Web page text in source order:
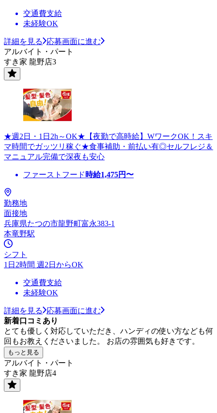
交通費支給
未経験OK
詳細を見る
応募画面に進む
アルバイト・パート
すき家 龍野店3
★週2日・1日2h～OK★【夜勤で高時給】WワークOK！スキ
マ時間でガッツリ稼ぐ★食事補助・前払い有◎セルフレジ＆
マニュアル完備で深夜も安心
ファーストフード 時給1,475円〜
勤務地
面接地
兵庫県たつの市龍野町富永383-1
本竜野駅
シフト
1日2時間 週2日からOK
交通費支給
未経験OK
詳細を見る
応募画面に進む
新着口コミあり
とても優しく対応していただき、ハンディの使い方なども何
回もお教えくださいました。 お店の雰囲気も好きです。
もっと見る
アルバイト・パート
すき家 龍野店4